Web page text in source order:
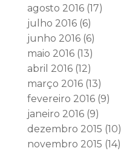
agosto 2016(17)
julho 2016(6)
junho 2016(6)
maio 2016(13)
abril 2016(12)
março 2016(13)
fevereiro 2016(9)
janeiro 2016(9)
dezembro 2015 (10)
novembro 2015 (14)